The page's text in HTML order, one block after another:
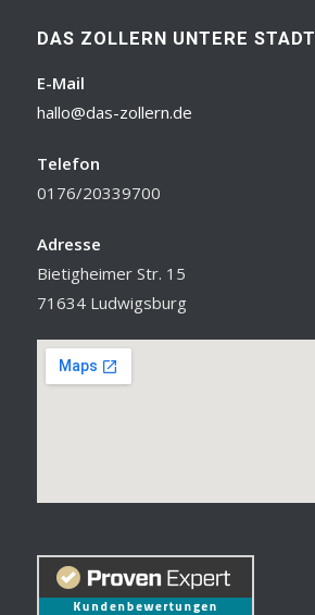
DAS ZOLLERN UNTERE STADT
E-Mail
hallo@das-zollern.de
Telefon
0176/20339700
Adresse
Bietigheimer Str. 15
71634 Ludwigsburg